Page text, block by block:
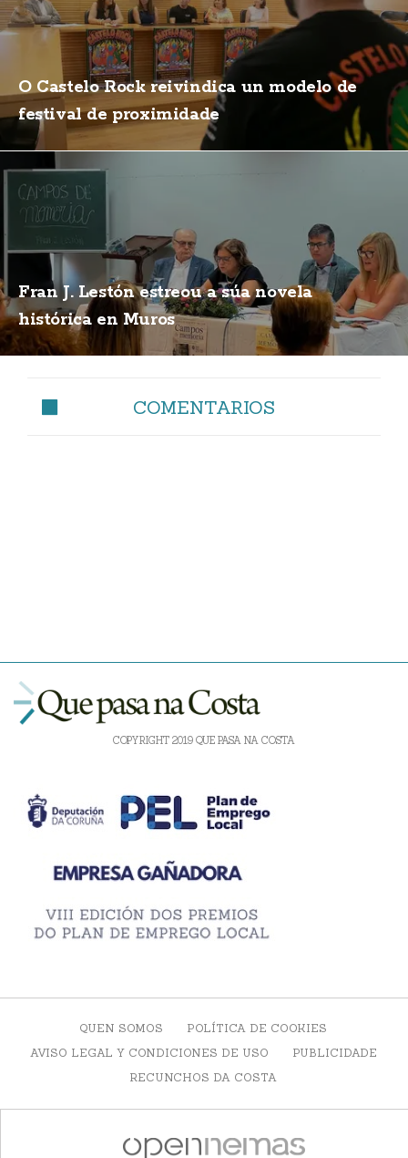
O Castelo Rock reivindica un modelo de
festival de proximidade
Fran J. Lestón estreou a súa novela
histórica en Muros
COMENTARIOS
COPYRIGHT 2019 QUE PASA NA COSTA
QUEN SOMOS
POLÍTICA DE COOKIES
AVISO LEGAL Y CONDICIONES DE USO
PUBLICIDADE
RECUNCHOS DA COSTA